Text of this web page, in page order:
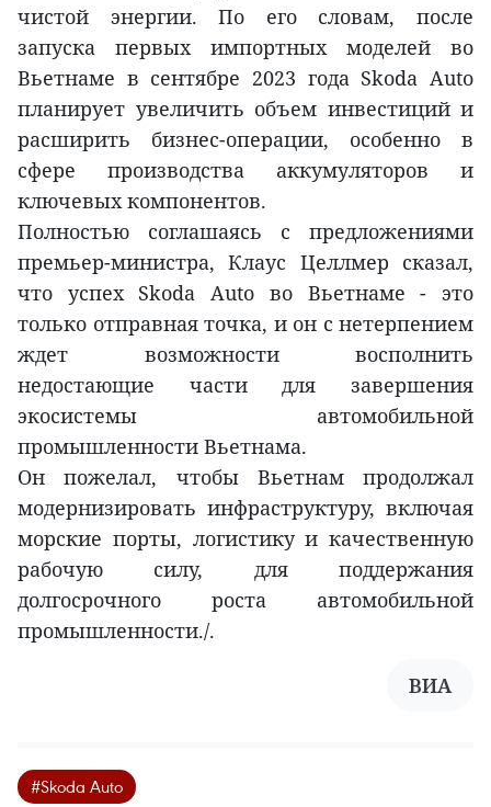
чистой энергии. По его словам, после
запуска первых импортных моделей во
Вьетнаме в сентябре 2023 года Skoda Auto
планирует увеличить объем инвестиций и
расширить бизнес-операции, особенно в
сфере производства аккумуляторов и
ключевых компонентов.
Полностью соглашаясь с предложениями
премьер-министра, Клаус Целлмер сказал,
что успех Skoda Auto во Вьетнаме - это
только отправная точка, и он с нетерпением
ждет возможности восполнить
недостающие части для завершения
экосистемы автомобильной
промышленности Вьетнама.
Он пожелал, чтобы Вьетнам продолжал
модернизировать инфраструктуру, включая
морские порты, логистику и качественную
рабочую силу, для поддержания
долгосрочного роста автомобильной
промышленности./.
ВИА
#Skoda Auto